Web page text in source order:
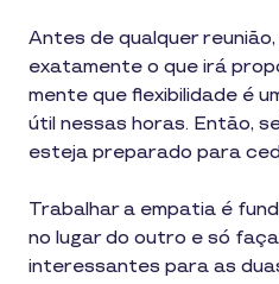
Antes de qualquer
exatamente o que irá
mente que flexibilidade é
útil nessas horas. Então,
esteja preparado para
Trabalhar a empatia é
no lugar do outro e só
interessantes para as